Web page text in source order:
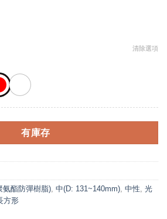
清除選項
有庫存
氨酯防彈樹脂), 中(D: 131~140mm), 中性, 光
方形